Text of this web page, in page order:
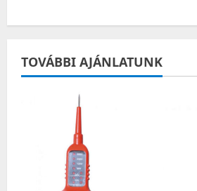
n
a
v
TOVÁBBI AJÁNLATUNK